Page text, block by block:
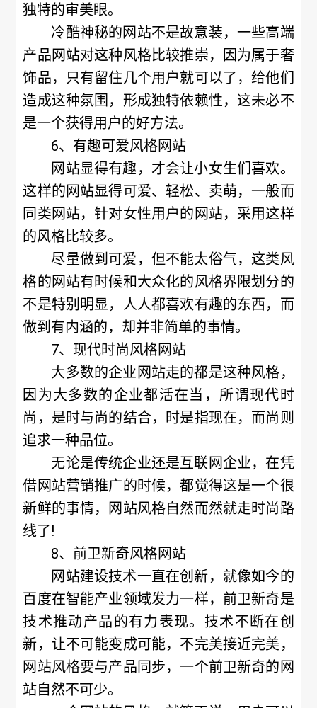
独特的审美眼。
冷酷神秘的网站不是故意装，一些高端
产品网站对这种风格比较推崇，因为属于奢
饰品，只有留住几个用户就可以了，给他们
造成这种氛围，形成独特依赖性，这未必不
是一个获得用户的好方法。
6、有趣可爱风格网站
网站显得有趣，才会让小女生们喜欢。
这样的网站显得可爱、轻松、卖萌，一般而
同类网站，针对女性用户的网站，采用这样
的风格比较多。
尽量做到可爱，但不能太俗气，这类风
格的网站有时候和大众化的风格界限划分的
不是特别明显，人人都喜欢有趣的东西，而
做到有内涵的，却并非简单的事情。
7、现代时尚风格网站
大多数的企业网站走的都是这种风格，
因为大多数的企业都活在当，所谓现代时
尚，是时与尚的结合，时是指现在，而尚则
追求一种品位。
无论是传统企业还是互联网企业，在凭
借网站营销推广的时候，都觉得这是一个很
新鲜的事情，网站风格自然而然就走时尚路
线了!
8、前卫新奇风格网站
网站建设技术一直在创新，就像如今的
百度在智能产业领域发力一样，前卫新奇是
技术推动产品的有力表现。技术不断在创
新，让不可能变成可能，不完美接近完美，
网站风格要与产品同步，一个前卫新奇的网
站自然不可少。